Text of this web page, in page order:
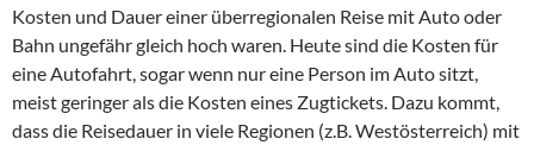
Kosten und Dauer einer überregionalen Reise mit Auto oder
Bahn ungefähr gleich hoch waren. Heute sind die Kosten für
eine Autofahrt, sogar wenn nur eine Person im Auto sitzt,
meist geringer als die Kosten eines Zugtickets. Dazu kommt,
dass die Reisedauer in viele Regionen (z.B. Westösterreich) mit